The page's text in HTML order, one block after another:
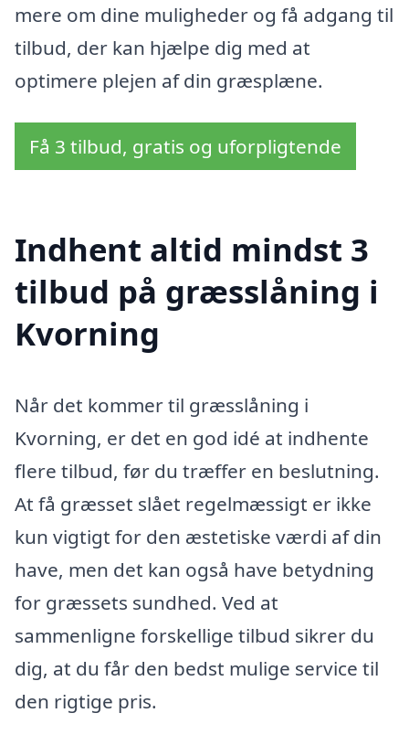
mere om dine muligheder og få adgang til
tilbud, der kan hjælpe dig med at
optimere plejen af din græsplæne.
Få 3 tilbud, gratis og uforpligtende
Indhent altid mindst 3
tilbud på græsslåning i
Kvorning
Når det kommer til græsslåning i
Kvorning, er det en god idé at indhente
flere tilbud, før du træffer en beslutning.
At få græsset slået regelmæssigt er ikke
kun vigtigt for den æstetiske værdi af din
have, men det kan også have betydning
for græssets sundhed. Ved at
sammenligne forskellige tilbud sikrer du
dig, at du får den bedst mulige service til
den rigtige pris.